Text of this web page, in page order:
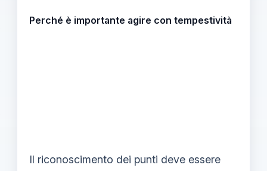
Perché è importante agire con tempestività
Il riconoscimento dei punti deve essere